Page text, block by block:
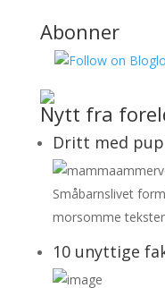
Abonner
Nytt fra
Dritt med
Småbarnslivet
morsomme
10 unyttige